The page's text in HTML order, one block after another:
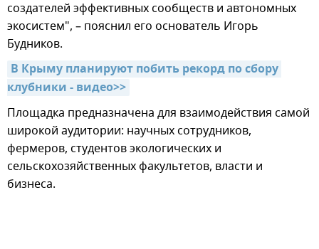
создателей эффективных сообществ и автономных
экосистем", – пояснил его основатель Игорь
Будников.
В Крыму планируют побить рекорд по сбору
клубники - видео>>
Площадка предназначена для взаимодействия самой
широкой аудитории: научных сотрудников,
фермеров, студентов экологических и
сельскохозяйственных факультетов, власти и
бизнеса.